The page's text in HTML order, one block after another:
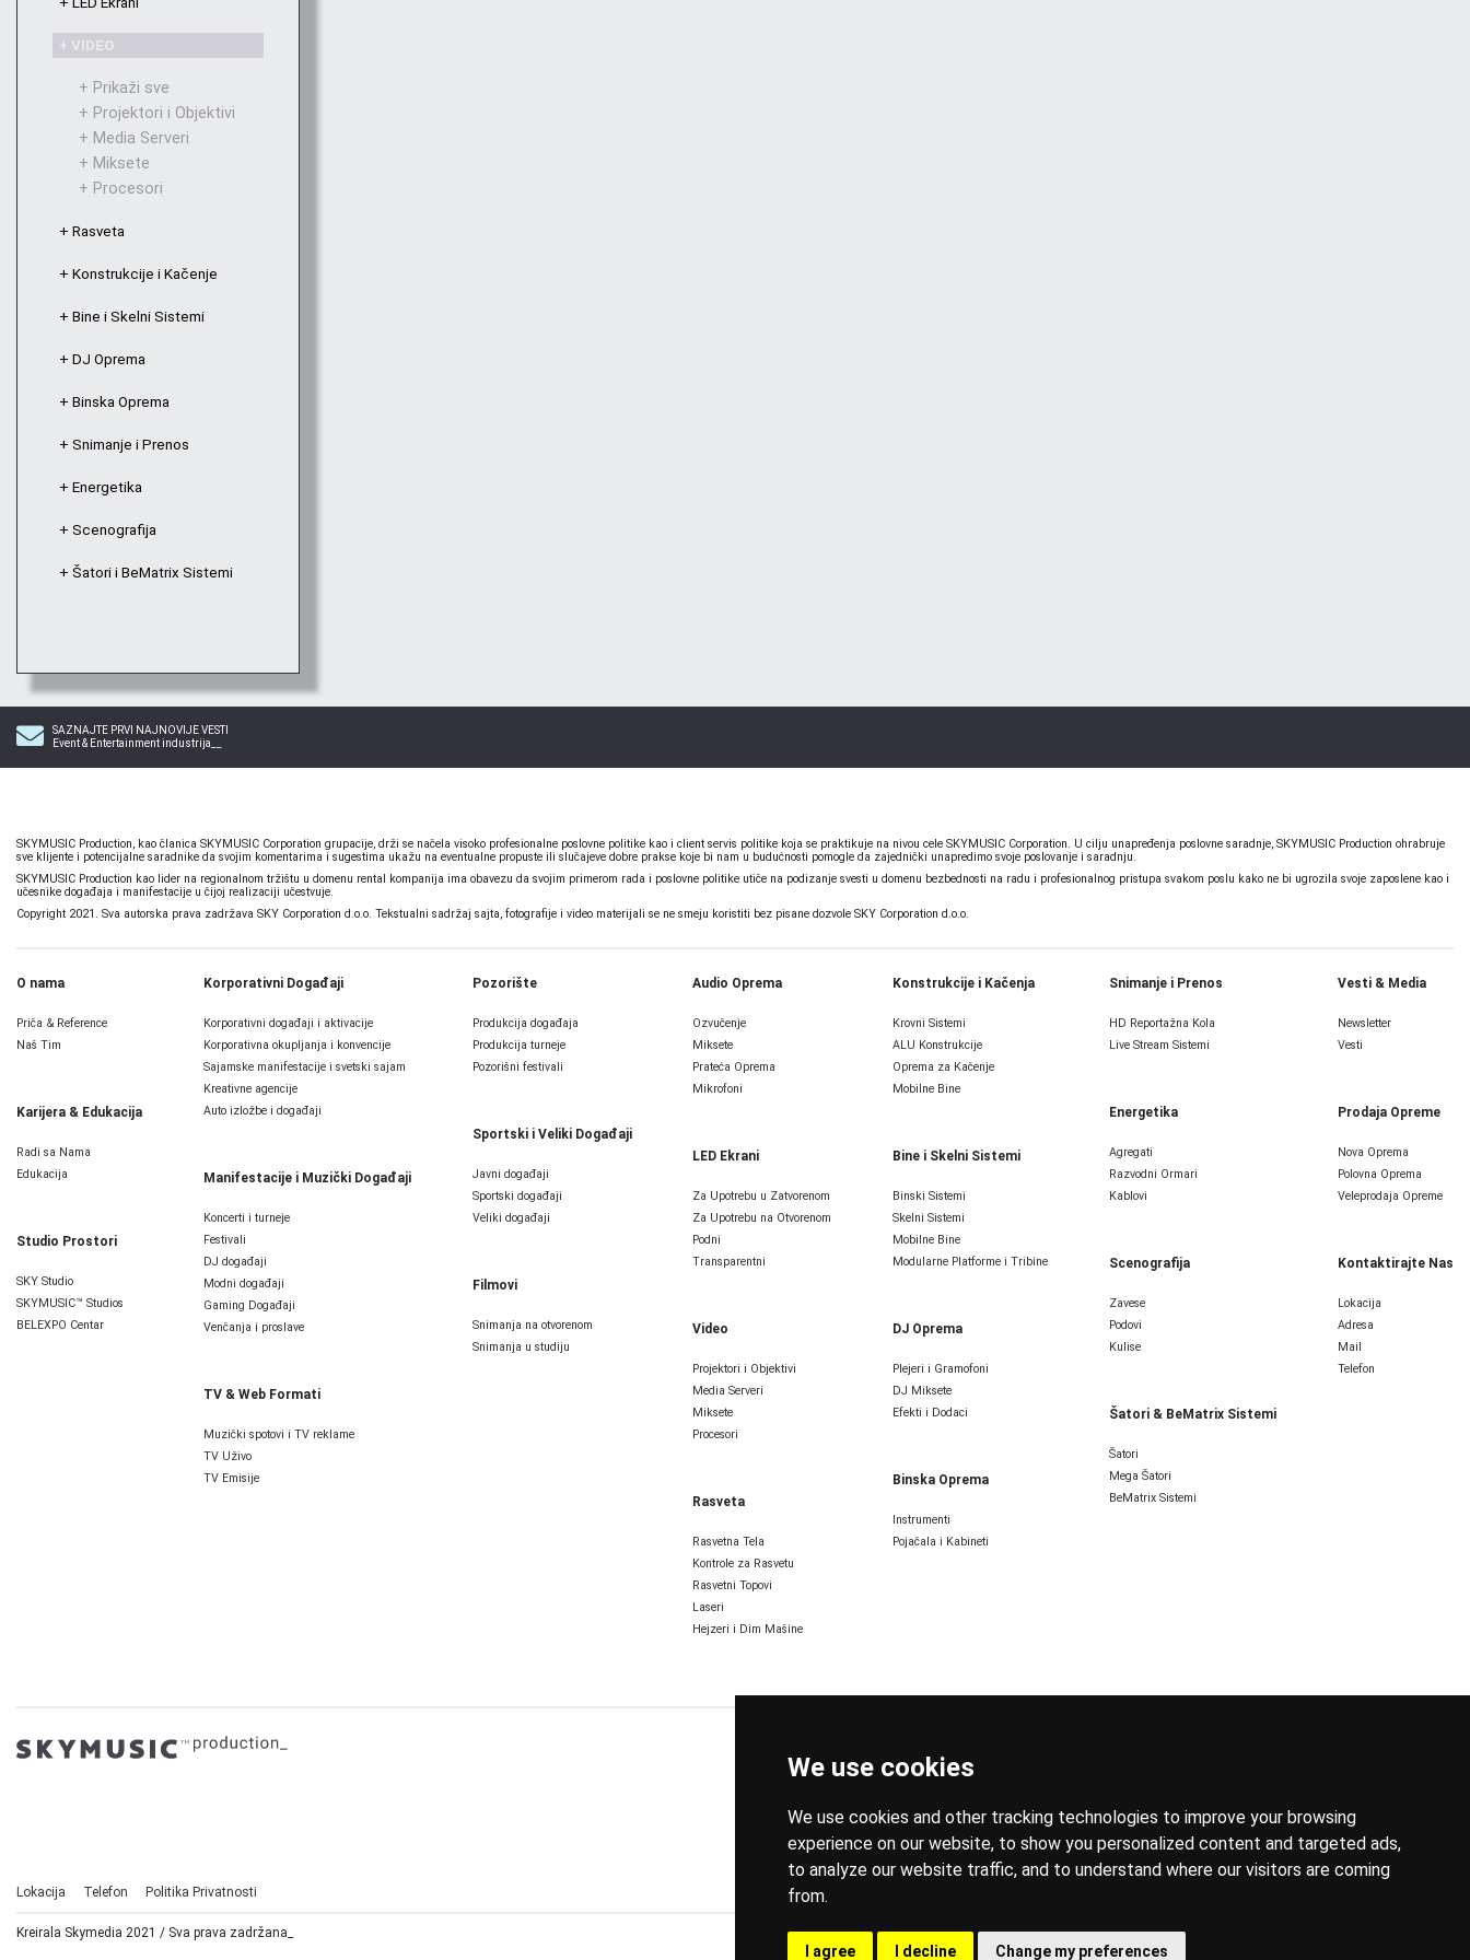
We use cookies
We use cookies and other tracking technologies to improve your browsing
experience on our website, to show you personalized content and targeted ads,
to analyze our website traffic, and to understand where our visitors are coming
from.
I agree I decline Change my preferences
+ VIDEO
+ Prikaži sve
+ Projektori i Objektivi
+ Media Serveri
+ Miksete
+ Procesori
+ Rasveta
+ Konstrukcije i Kačenje
+ Bine i Skelni Sistemi
+ DJ Oprema
+ Binska Oprema
+ Snimanje i Prenos
+ Energetika
+ Scenografija
+ Šatori i BeMatrix Sistemi
SAZNAJTE PRVI NAJNOVIJE VESTI
Event & Entertainment industrija__
SKYMUSIC Production, kao članica SKYMUSIC Corporation grupacije, drži se načela visoko profesionalne poslovne politike kao i client servis politike koja se praktikuje na nivou cele SKYMUSIC Corporation. U cilju unapređenja poslovne saradnje, SKYMUSIC Production ohrabruje
sve klijente i potencijalne saradnike da svojim komentarima i sugestima ukažu na eventualne propuste ili slučajeve dobre prakse koje bi nam u budućnosti pomogle da zajednički unapredimo svoje poslovanje i saradnju.
SKYMUSIC Production kao lider na regionalnom tržištu u domenu rental kompanija ima obavezu da svojim primerom rada i poslovne politike utiče na podizanje svesti u domenu bezbednosti na radu i profesionalnog pristupa svakom poslu kako ne bi ugrozila svoje zaposlene kao i
učesnike događaja i manifestacije u čijoj realizaciji učestvuje.
Copyright 2021. Sva autorska prava zadržava SKY Corporation d.o.o. Tekstualni sadržaj sajta, fotografije i video materijali se ne smeju koristiti bez pisane dozvole SKY Corporation d.o.o.
O nama
Priča & Reference
Naš Tim
Karijera & Edukacija
Radi sa Nama
Edukacija
Studio Prostori
SKY Studio
SKYMUSIC™ Studios
BELEXPO Centar
Korporativni Događaji
Korporativni događaji i aktivacije
Korporativna okupljanja i konvencije
Sajamske manifestacije i svetski sajam
Kreativne agencije
Auto izložbe i događaji
Manifestacije i Muzički Događaji
Koncerti i turneje
Festivali
DJ događaji
Modni događaji
Gaming Događaji
Venčanja i proslave
TV & Web Formati
Muzički spotovi i TV reklame
TV Uživo
TV Emisije
Pozorište
Produkcija događaja
Produkcija turneje
Pozorišni festivali
Sportski i Veliki Događaji
Javni događaji
Sportski događaji
Veliki događaji
Filmovi
Snimanja na otvorenom
Snimanja u studiju
Audio Oprema
Ozvučenje
Miksete
Prateća Oprema
Mikrofoni
LED Ekrani
Za Upotrebu u Zatvorenom
Za Upotrebu na Otvorenom
Podni
Transparentni
Video
Projektori i Objektivi
Media Serveri
Miksete
Procesori
Rasveta
Rasvetna Tela
Kontrole za Rasvetu
Rasvetni Topovi
Laseri
Hejzeri i Dim Mašine
Konstrukcije i Kačenja
Krovni Sistemi
ALU Konstrukcije
Oprema za Kačenje
Mobilne Bine
Bine i Skelni Sistemi
Binski Sistemi
Skelni Sistemi
Mobilne Bine
Modularne Platforme i Tribine
DJ Oprema
Plejeri i Gramofoni
DJ Miksete
Efekti i Dodaci
Binska Oprema
Instrumenti
Pojačala i Kabineti
Snimanje i Prenos
HD Reportažna Kola
Live Stream Sistemi
Energetika
Agregati
Razvodni Ormari
Kablovi
Scenografija
Zavese
Podovi
Kulise
Šatori & BeMatrix Sistemi
Šatori
Mega Šatori
BeMatrix Sistemi
Vesti & Media
Newsletter
Vesti
Prodaja Opreme
Nova Oprema
Polovna Oprema
Veleprodaja Opreme
Kontaktirajte Nas
Lokacija
Adresa
Mail
Telefon
Lokacija Telefon Politika Privatnosti
Kreirala Skymedia 2021 / Sva prava zadržana_